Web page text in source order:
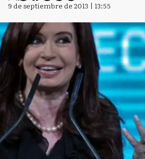
9 de septiembre de 2013 | 13:55